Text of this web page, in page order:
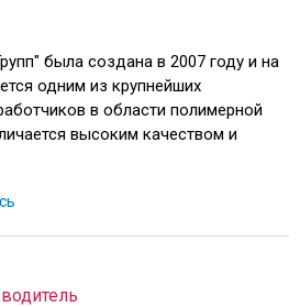
была создана в 2007 году и на
одним из крупнейших
в области полимерной
высоким качеством и